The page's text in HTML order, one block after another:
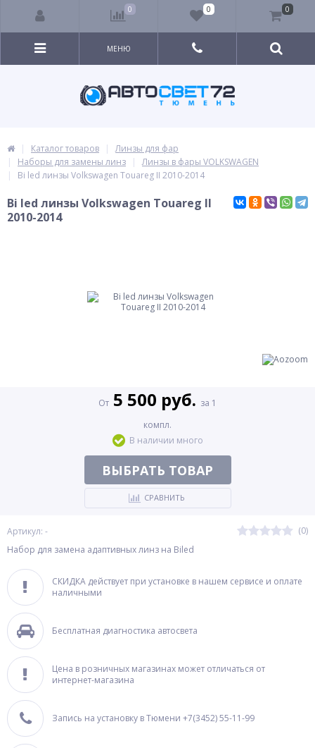
МЕНЮ
Каталог товаров
Линзы для фар
Наборы для замены линз
Линзы в фары VOLKSWAGEN
Bi led линзы Volkswagen Touareg II 2010-2014
Bi led линзы Volkswagen Touareg II
2010-2014
Артикул: -
(0)
Набор для замена адаптивных линз на Biled
СКИДКА действует при установке в нашем сервисе и оплате
наличными
Бесплатная диагностика автосвета
Цена в розничных магазинах может отличаться от
интернет-магазина
Запись на установку в Тюмени +7(3452) 55-11-99
От 5 500 руб. за 1
компл.
В наличии много
ВЫБРАТЬ ТОВАР
СРАВНИТЬ
0 0 0